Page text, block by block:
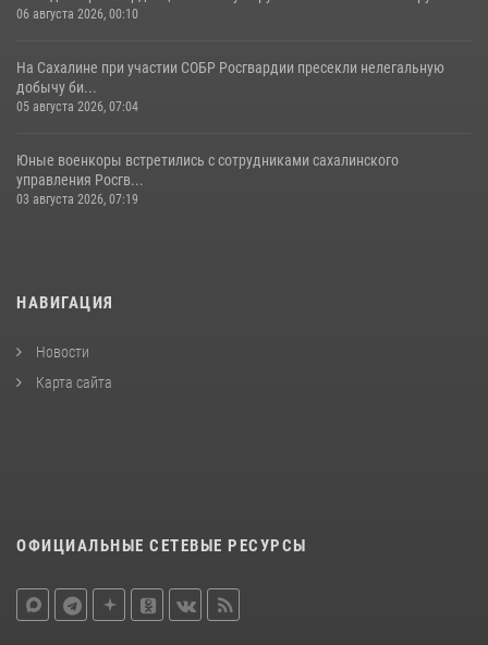
06 августа 2026, 00:10
На Сахалине при участии СОБР Росгвардии пресекли нелегальную
добычу би...
05 августа 2026, 07:04
Юные военкоры встретились с сотрудниками сахалинского
управления Росгв...
03 августа 2026, 07:19
НАВИГАЦИЯ
Новости
Карта сайта
ОФИЦИАЛЬНЫЕ СЕТЕВЫЕ РЕСУРСЫ